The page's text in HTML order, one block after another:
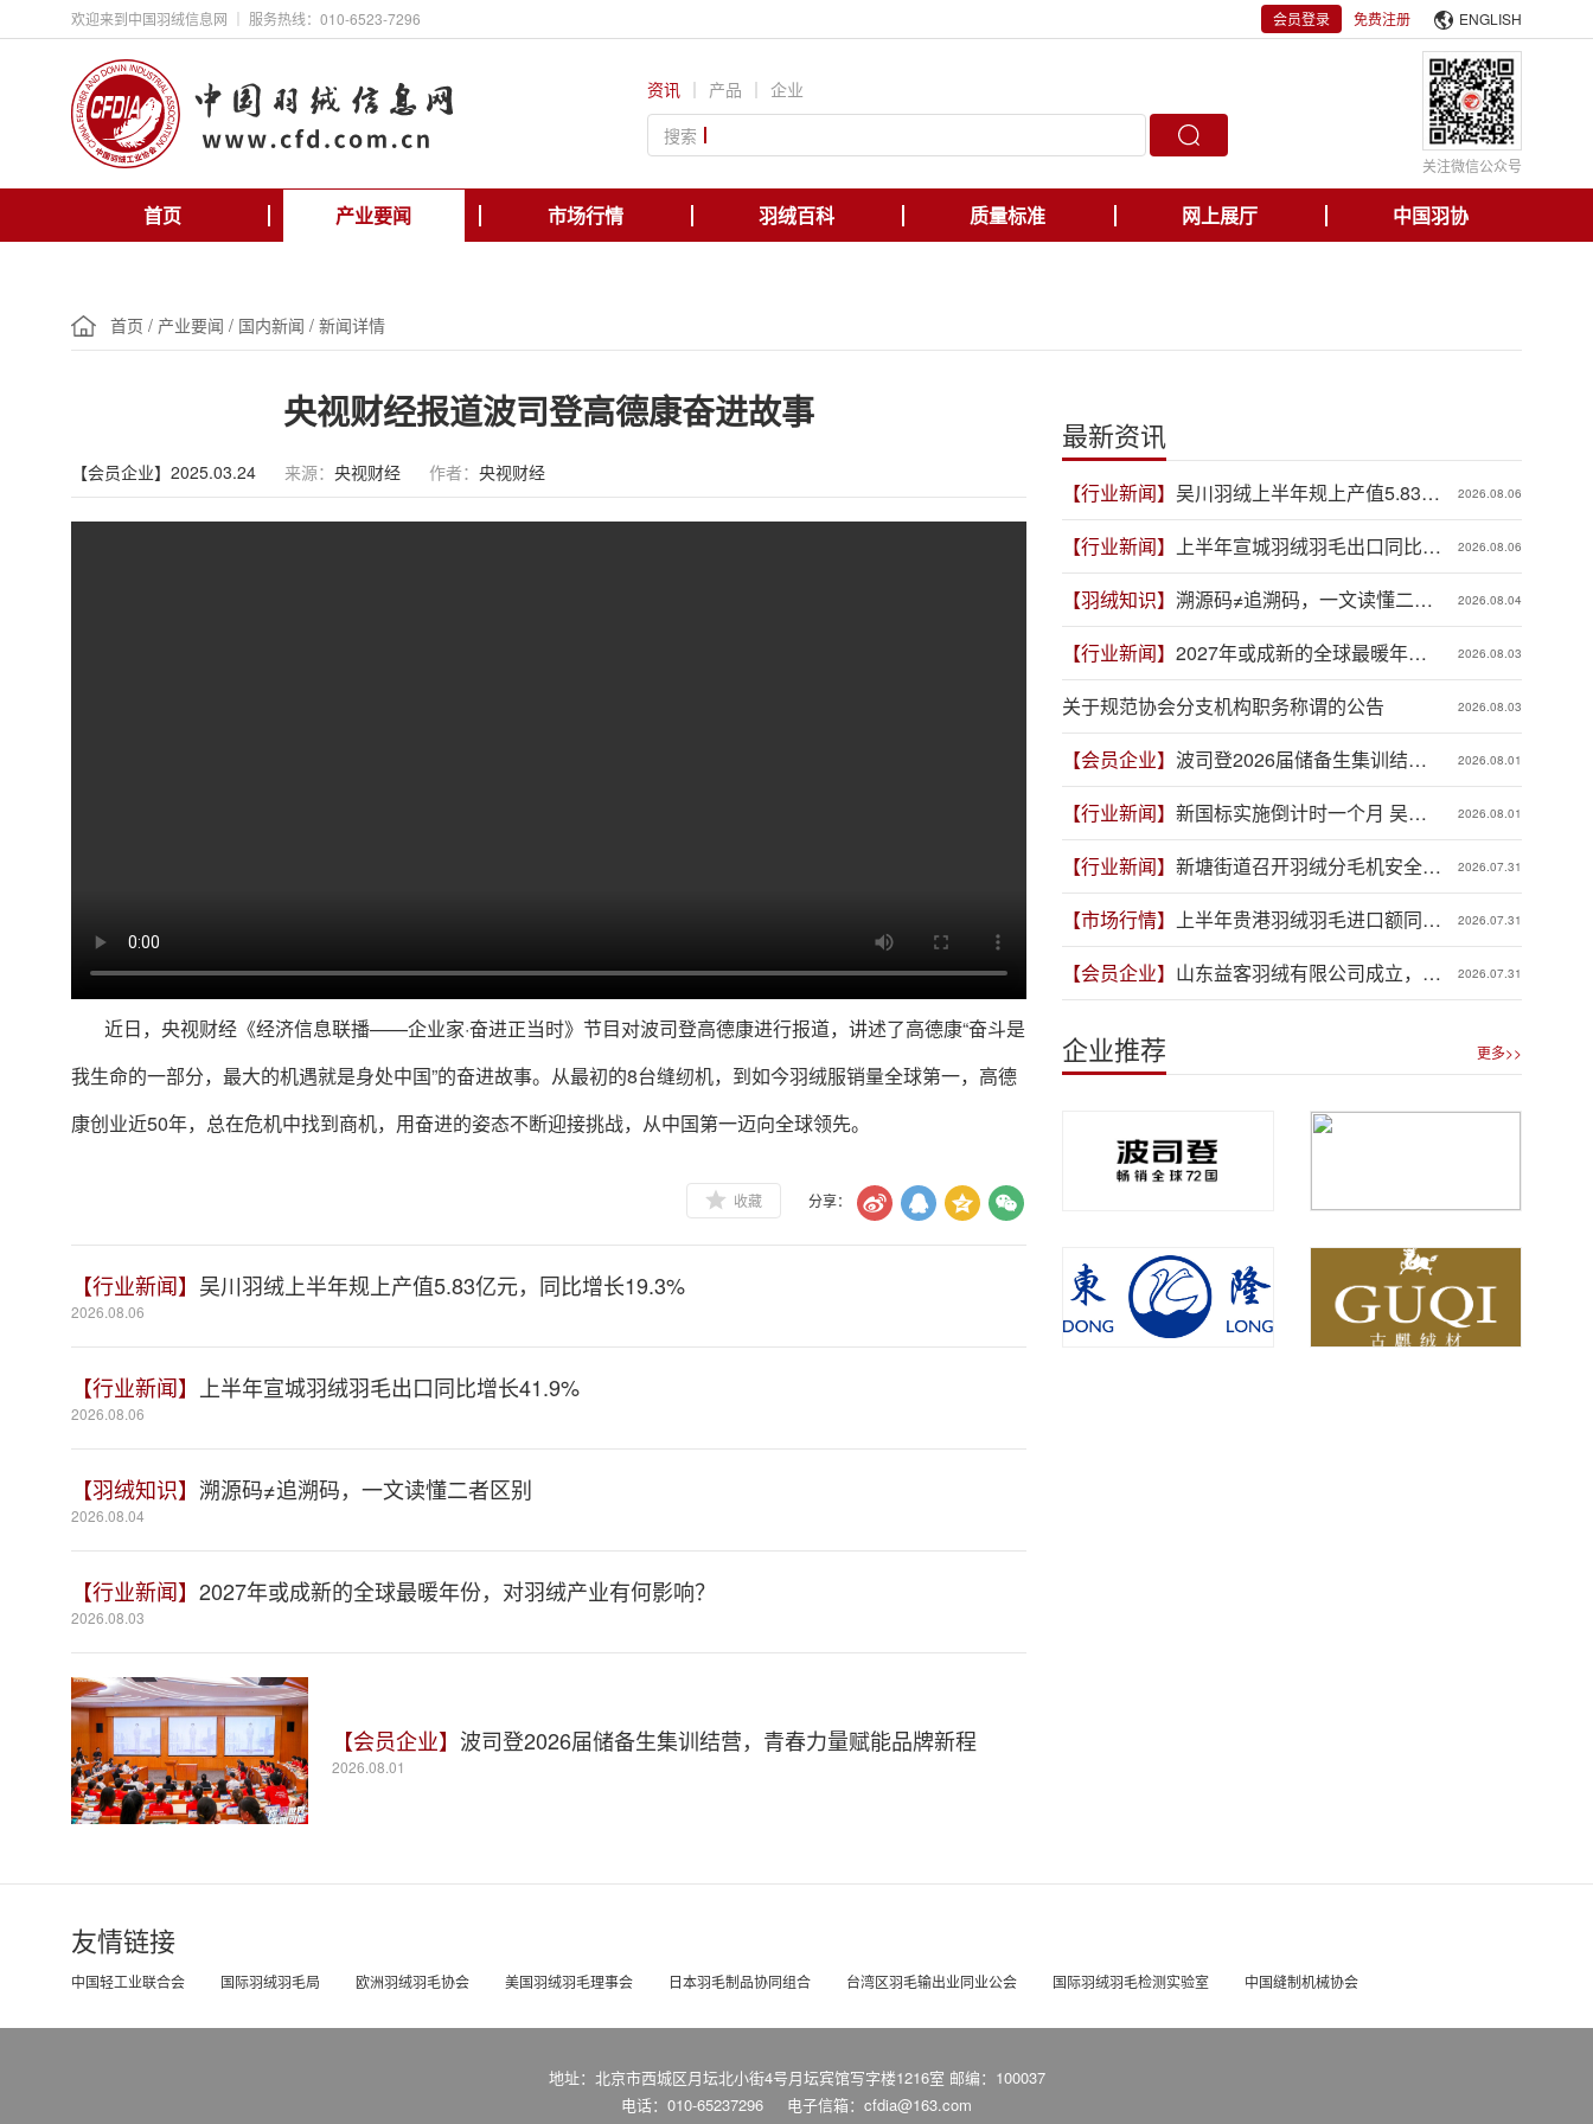
欢迎来到中国羽绒信息网 ｜ 服务热线：010-6523-7296 会员登录 免费注册 ENGLISH
资讯 ｜ 产品 ｜ 企业
搜索
关注微信公众号
首页 产业要闻 市场行情 羽绒百科 质量标准 网上展厅 中国羽协
首页 / 产业要闻 / 国内新闻 / 新闻详情
央视财经报道波司登高德康奋进故事
【会员企业】2025.03.24 来源： 央视财经 作者： 央视财经
近日，央视财经《经济信息联播——企业家·奋进正当时》节目对波司登高德康进行报道，讲述了高德康“奋斗是
我生命的一部分，最大的机遇就是身处中国”的奋进故事。从最初的8台缝纫机，到如今羽绒服销量全球第一，高德
康创业近50年，总在危机中找到商机，用奋进的姿态不断迎接挑战，从中国第一迈向全球领先。
收藏 分享：
【行业新闻】 吴川羽绒上半年规上产值5.83亿元，同比增长19.3%
2026.08.06
【行业新闻】 上半年宣城羽绒羽毛出口同比增长41.9%
2026.08.06
【羽绒知识】 溯源码≠追溯码，一文读懂二者区别
2026.08.04
【行业新闻】 2027年或成新的全球最暖年份，对羽绒产业有何影响？
2026.08.03
【会员企业】 波司登2026届储备生集训结营，青春力量赋能品牌新程
2026.08.01
最新资讯
【行业新闻】 吴川羽绒上半年规上产值5.83亿
元，同比增长19.3%
2026.08.06
【行业新闻】 上半年宣城羽绒羽毛出口同比增
长41.9%
2026.08.06
【羽绒知识】 溯源码≠追溯码，一文读懂二者
区别
2026.08.04
【行业新闻】 2027年或成新的全球最暖年
份，对羽绒产业有何影响？
2026.08.03
关于规范协会分支机构职务称谓的公告 2026.08.03
【会员企业】 波司登2026届储备生集训结
营，青春力量赋能品牌新程
2026.08.01
【行业新闻】 新国标实施倒计时一个月 吴川
羽绒企业集体“抢跑”新规
2026.08.01
【行业新闻】 新塘街道召开羽绒分毛机安全生
产专项整治推进会
2026.07.31
【市场行情】 上半年贵港羽绒羽毛进口额同比
增长88.1%
2026.07.31
【会员企业】 山东益客羽绒有限公司成立，加
码羽毛绒制品全产业链布局
2026.07.31
企业推荐 更多>>
友情链接
中国轻工业联合会 国际羽绒羽毛局 欧洲羽绒羽毛协会 美国羽绒羽毛理事会 日本羽毛制品协同组合 台湾区羽毛输出业同业公会 国际羽绒羽毛检测实验室 中国缝制机械协会
地址：北京市西城区月坛北小街4号月坛宾馆写字楼1216室 邮编：100037
电话：010-65237296
电子信箱：cfdia@163.com